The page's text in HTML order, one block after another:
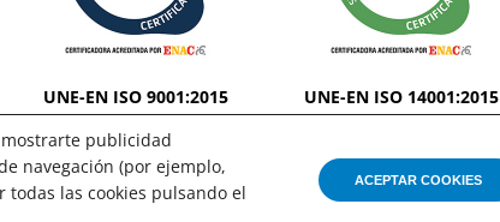
UNE-EN ISO 9001:2015 UNE-EN ISO 14001:2015
publicidad
navegación (por ejemplo,
todas las cookies pulsando el
ACEPTAR COOKIES